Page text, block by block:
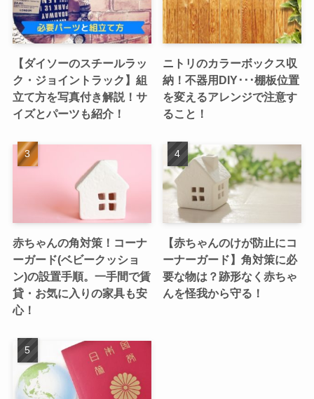
【ダイソーのスチールラッ
ク・ジョイントラック】組
立て方を写真付き解説！サ
イズとパーツも紹介！
ニトリのカラーボックス収
納！不器用DIY･･･棚板位置
を変えるアレンジで注意す
ること！
赤ちゃんの角対策！コーナ
ーガード(ベビークッショ
ン)の設置手順。一手間で賃
貸・お気に入りの家具も安
心！
【赤ちゃんのけが防止にコ
ーナーガード】角対策に必
要な物は？跡形なく赤ちゃ
んを怪我から守る！